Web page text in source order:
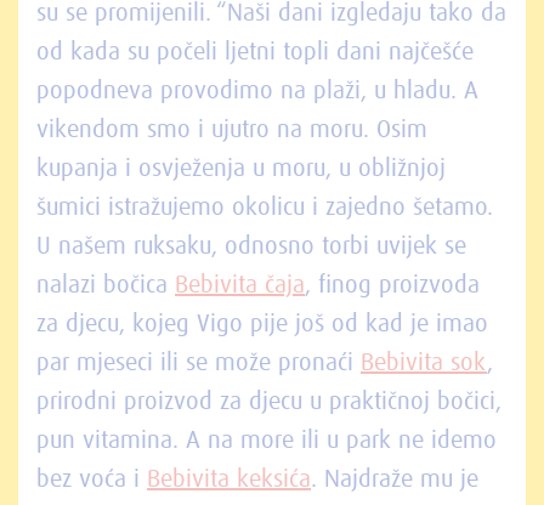
su se promijenili. “Naši dani izgledaju tako da
od kada su počeli ljetni topli dani najčešće
popodneva provodimo na plaži, u hladu. A
vikendom smo i ujutro na moru. Osim
kupanja i osvježenja u moru, u obližnjoj
šumici istražujemo okolicu i zajedno šetamo.
U našem ruksaku, odnosno torbi uvijek se
nalazi bočica Bebivita čaja, finog proizvoda
za djecu, kojeg Vigo pije još od kad je imao
par mjeseci ili se može pronaći Bebivita sok,
prirodni proizvod za djecu u praktičnoj bočici,
pun vitamina. A na more ili u park ne idemo
bez voća i Bebivita keksića. Najdraže mu je